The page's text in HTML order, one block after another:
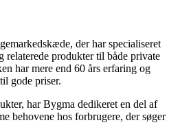
der har specialiseret
relaterede produkter til både private
har mere end 60 års erfaring og
gode priser.
har Bygma dedikeret en del af
behovene hos forbrugere, der søger